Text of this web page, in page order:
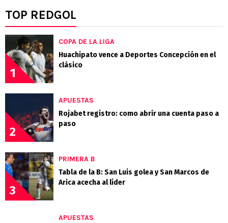
TOP REDGOL
1
COPA DE LA LIGA
Huachipato vence a Deportes Concepción en el
clásico
2
APUESTAS
Rojabet registro: como abrir una cuenta paso a
paso
3
PRIMERA B
Tabla de la B: San Luis golea y San Marcos de
Arica acecha al líder
APUESTAS